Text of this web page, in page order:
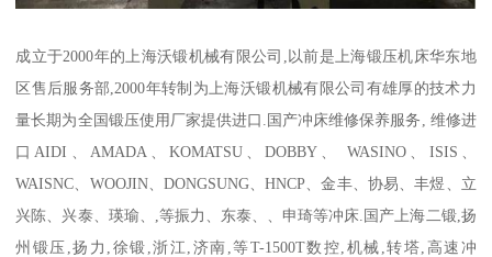
成立于2000年的上海沃锻机械有限公司,以前是上海锻压机床华东地
区售后服务部,2000年转制为上海沃锻机械有限公司有雄厚的技术力
量长期为全国锻压使用厂家提供进口.国产冲床维修保养服务, 维修进
口AIDI、AMADA、KOMATSU、DOBBY、 WASINO、ISIS、
WAISNC、WOOJIN、DONGSUNG、HNCP、金丰、协易、丰煜、立
兴陈、兴泰、瑛瑜、,等振力、东泰、、申琦等冲床.国产上海二锻,扬
州锻压,扬力,徐锻,浙江,济南,等T-1500T数控,机械,转塔,高速冲